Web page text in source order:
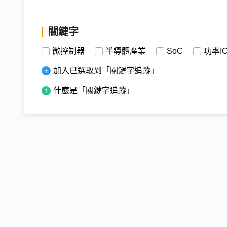
關鍵字
微控制器 半導體產業 SoC 功率
加入已選取到「關鍵字追蹤」
什麼是「關鍵字追蹤」